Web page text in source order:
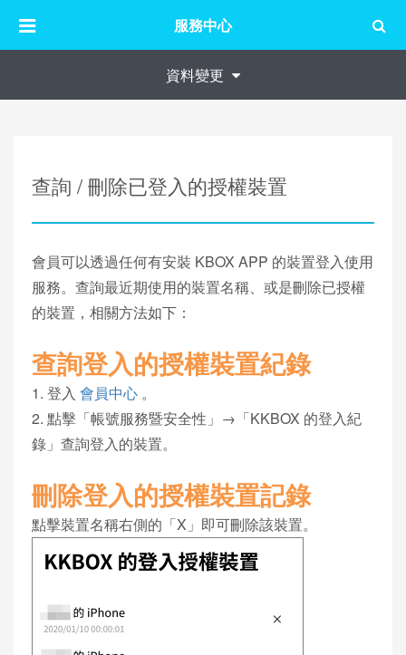
服務中心
資料變更
查詢 / 刪除已登入的授權裝置
會員可以透過任何有安裝 KBOX APP 的裝置登入使用
服務。查詢最近期使用的裝置名稱、或是刪除已授權
的裝置，相關方法如下：
查詢登入的授權裝置紀錄
1. 登入 會員中心 。
2. 點擊「帳號服務暨安全性」→「KKBOX 的登入紀
錄」查詢登入的裝置。
刪除登入的授權裝置記錄
點擊裝置名稱右側的「X」即可刪除該裝置。